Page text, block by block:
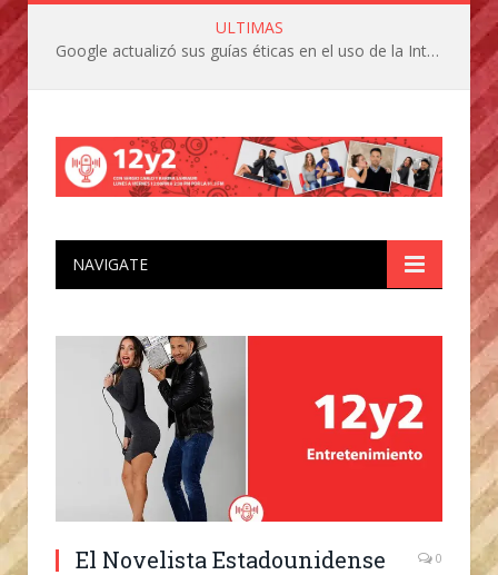
ULTIMAS
Google actualizó sus guías éticas en el uso de la Inteligencia ArtificIal
NAVIGATE
El Novelista Estadounidense
0